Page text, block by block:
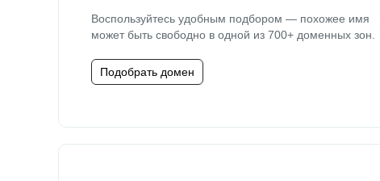
Воспользуйтесь удобным подбором — похожее имя
может быть свободно в одной из 700+ доменных зон.
Подобрать домен